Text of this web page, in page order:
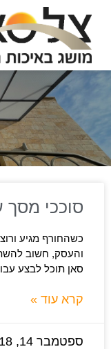
סוככי מסך
כשהחורף מגיע
והעסק, חשוב
סאן תוכל לבצע
קרא עוד »
ספטמבר 14, 2018